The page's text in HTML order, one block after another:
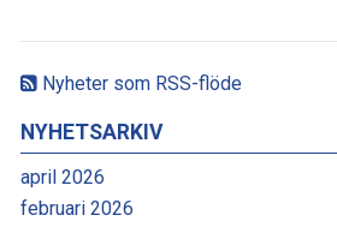
Nyheter som RSS-flöde
NYHETSARKIV
april 2026
februari 2026